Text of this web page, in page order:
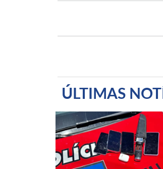
ÚLTIMAS